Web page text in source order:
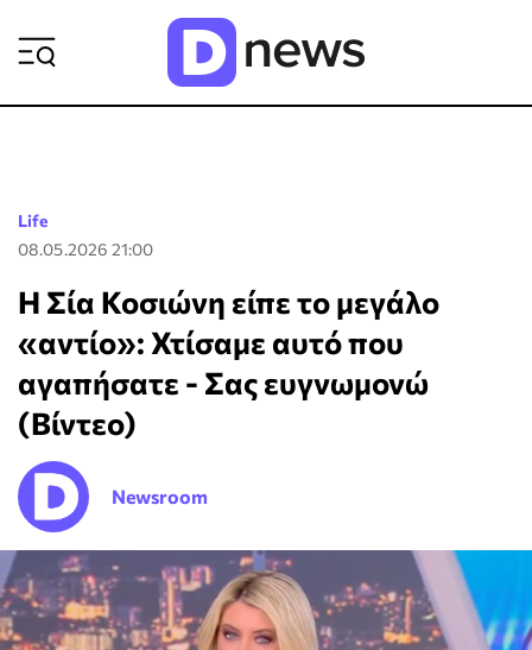
Life
08.05.2026 21:00
Η Σία Κοσιώνη είπε το μεγάλο
«αντίο»: Χτίσαμε αυτό που
αγαπήσατε - Σας ευγνωμονώ
(Βίντεο)
Newsroom